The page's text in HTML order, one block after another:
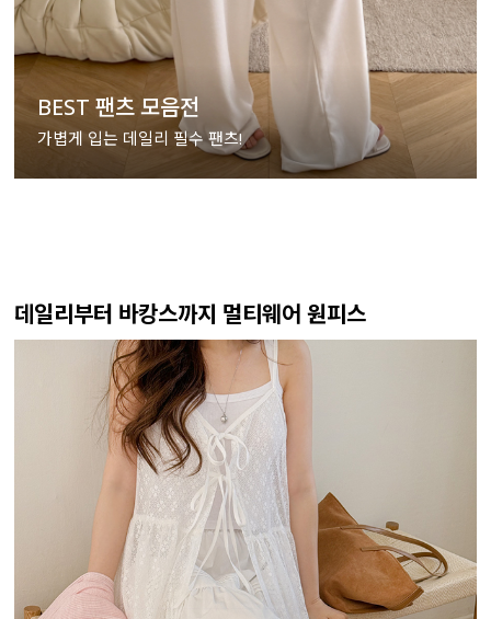
BEST 팬츠 모음전
가볍게 입는 데일리 필수 팬츠!
데일리부터 바캉스까지 멀티웨어 원피스